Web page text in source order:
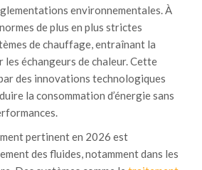
environnementales. À
de plus en plus strictes
de chauffage, entraînant la
les échangeurs de chaleur. Cette
des innovations technologiques
la consommation d’énergie sans
pertinent en 2026 est
des fluides, notamment dans les